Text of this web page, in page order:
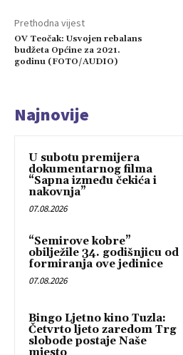
Prethodna vijest
OV Teočak: Usvojen rebalans
budžeta Općine za 2021.
godinu (FOTO/AUDIO)
Najnovije
U subotu premijera
dokumentarnog filma
“Sapna između čekića i
nakovnja”
07.08.2026
“Semirove kobre”
obilježile 34. godišnjicu od
formiranja ove jedinice
07.08.2026
Bingo Ljetno kino Tuzla:
Četvrto ljeto zaredom Trg
slobode postaje Naše
mjesto